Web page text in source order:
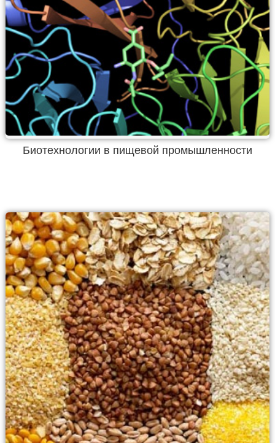
Биотехнологии в пищевой промышленности